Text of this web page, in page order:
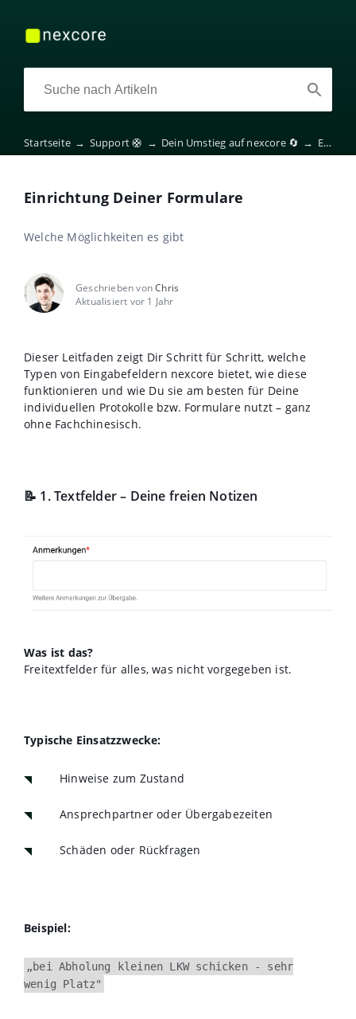
Startseite → Support 🛟 → Dein Umstieg auf nexcore 🔄 → Einrichtung Deiner Formulare
Einrichtung Deiner Formulare
Welche Möglichkeiten es gibt
Geschrieben vonChris
Aktualisiert vor 1 Jahr
Dieser Leitfaden zeigt Dir Schritt für Schritt, welche
Typen von Eingabefeldern nexcore bietet, wie diese
funktionieren und wie Du sie am besten für Deine
individuellen Protokolle bzw. Formulare nutzt – ganz
ohne Fachchinesisch.
📝 1. Textfelder – Deine freien Notizen
Was ist das?
Freitextfelder für alles, was nicht vorgegeben ist.
Typische Einsatzzwecke:
Hinweise zum Zustand
Ansprechpartner oder Übergabezeiten
Schäden oder Rückfragen
Beispiel:
„bei Abholung kleinen LKW schicken - sehr
wenig Platz"